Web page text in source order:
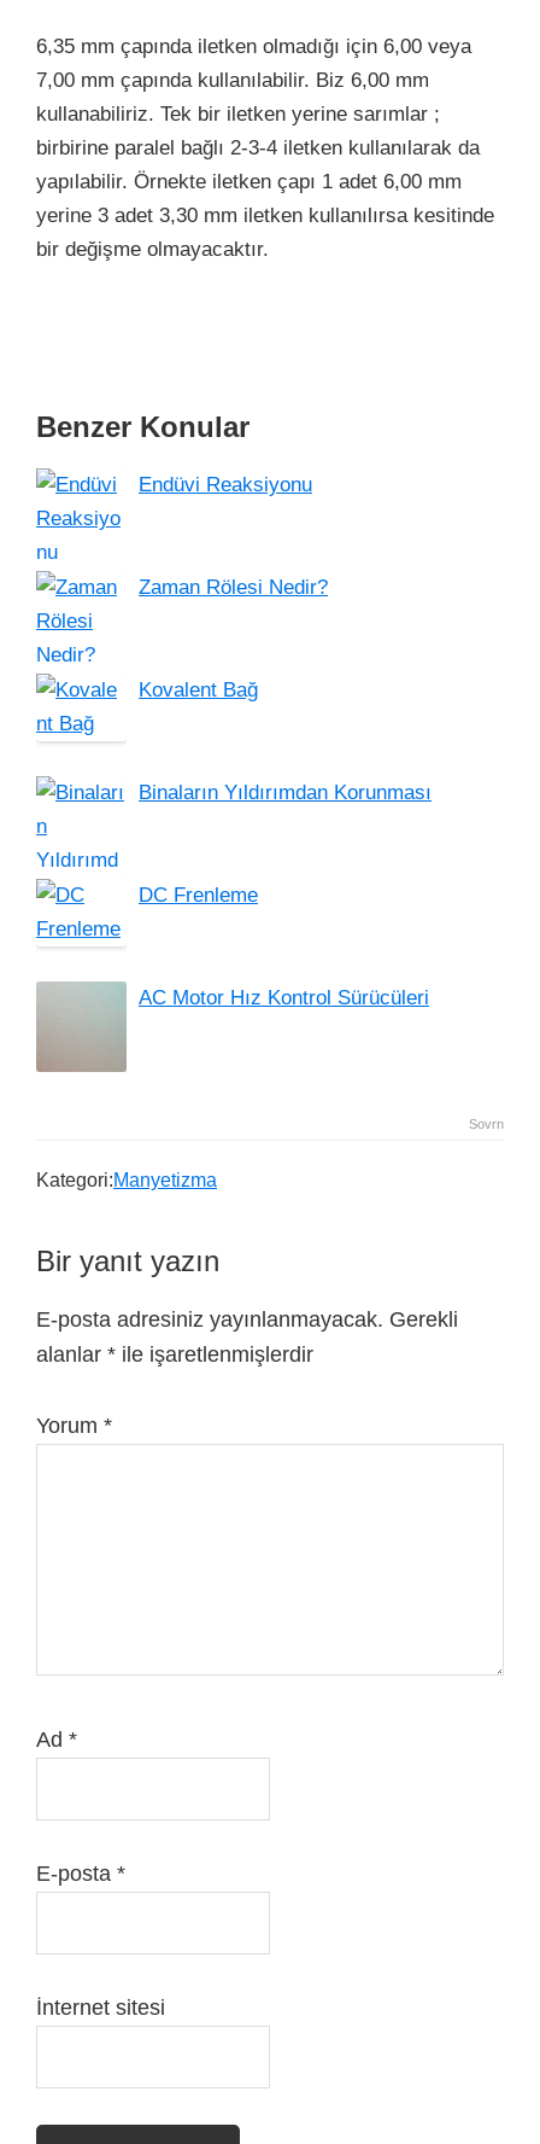
6,35 mm çapında iletken olmadığı için 6,00 veya
7,00 mm çapında kullanılabilir. Biz 6,00 mm
kullanabiliriz. Tek bir iletken yerine sarımlar ;
birbirine paralel bağlı 2-3-4 iletken kullanılarak da
yapılabilir. Örnekte iletken çapı 1 adet 6,00 mm
yerine 3 adet 3,30 mm iletken kullanılırsa kesitinde
bir değişme olmayacaktır.
Benzer Konular
Endüvi Reaksiyonu
Zaman Rölesi Nedir?
Kovalent Bağ
Binaların Yıldırımdan Korunması
DC Frenleme
AC Motor Hız Kontrol Sürücüleri
Sovrn
Kategori:Manyetizma
Bir yanıt yazın
E-posta adresiniz yayınlanmayacak. Gerekli
alanlar * ile işaretlenmişlerdir
Yorum *
Ad *
E-posta *
İnternet sitesi